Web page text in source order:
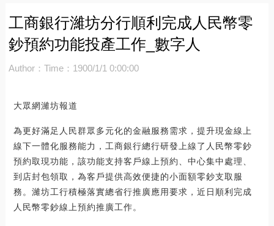
工商銀行濰坊分行順利完成人民幣零
鈔預約功能投產工作_數字人
Author： Time：1900/1/1 0:00:00
大眾網濰坊報道
為更好滿足人民群眾多元化的金融服務需求，提升現金線上
線下一體化服務能力，工商銀行總行研發上線了人民幣零鈔
預約取現功能，該功能支持客戶線上預約、中心集中處理、
到店封包領取，為客戶提供高效便捷的小面額零鈔支取服
務。濰坊工行積極落實總省行推廣應用要求，近日順利完成
人民幣零鈔線上預約推廣工作。